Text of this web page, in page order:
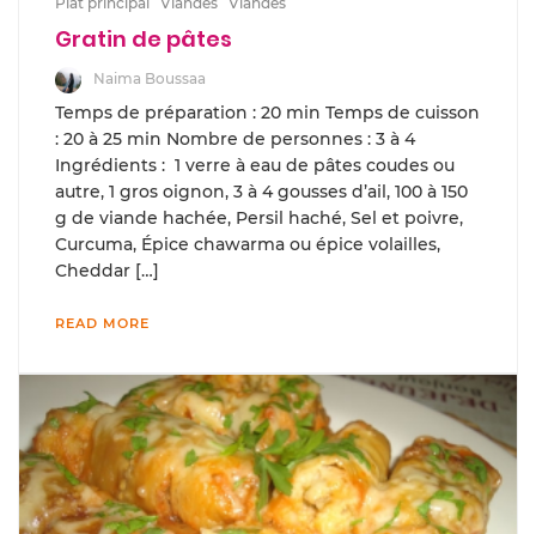
Gratin de pâtes
Naima Boussaa
Temps de préparation : 20 min Temps de cuisson
: 20 à 25 min Nombre de personnes : 3 à 4
Ingrédients : 1 verre à eau de pâtes coudes ou
autre, 1 gros oignon, 3 à 4 gousses d’ail, 100 à 150
g de viande hachée, Persil haché, Sel et poivre,
Curcuma, Épice chawarma ou épice volailles,
Cheddar […]
READ MORE